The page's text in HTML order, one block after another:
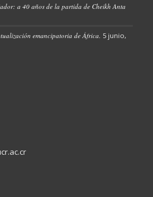
a 40 años de la partida de Cheikh Anta
emancipatoria de África. 5 junio,